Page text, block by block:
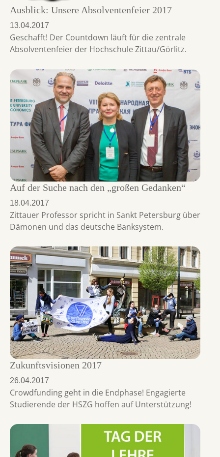
Ausblick: Unsere Absolventenfeier 2017
13.04.2017
Geschafft! Der Countdown läuft für die zentrale
Absolventenfeier der Hochschule Zittau/Görlitz.
Auf der Suche nach den „großen Gedanken“
18.04.2017
Zittauer Professor spricht in Sankt Petersburg über
Dämonen und das deutsche Banksystem.
Zukunftsvisionen 2017
26.04.2017
Crowdfunding geht in die Endphase! Engagierte
Studierende der HSZG hoffen auf Unterstützung!